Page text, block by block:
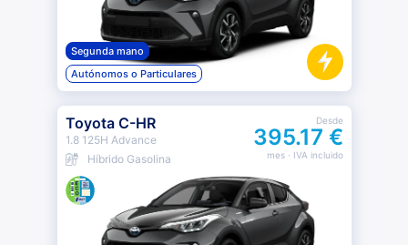
Segunda mano
Autónomos o Particulares
Toyota C-HR
1.8 125H Advance
Híbrido Gasolina
Desde
395.17 €
mes· IVA incluido